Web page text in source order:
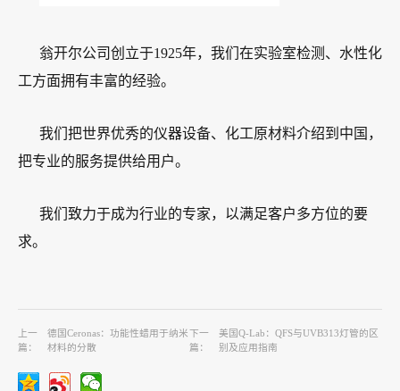
翁开尔公司创立于1925年，我们在实验室检测、水性化
工方面拥有丰富的经验。
我们把世界优秀的仪器设备、化工原材料介绍到中国，
把专业的服务提供给用户。
我们致力于成为行业的专家，以满足客户多方位的要
求。
上一
篇：
德国Ceronas：功能性蜡用于纳米
材料的分散
下一
篇：
美国Q-Lab：QFS与UVB313灯管的区
别及应用指南